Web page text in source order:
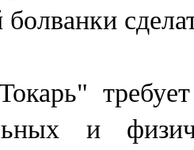
болванки
и